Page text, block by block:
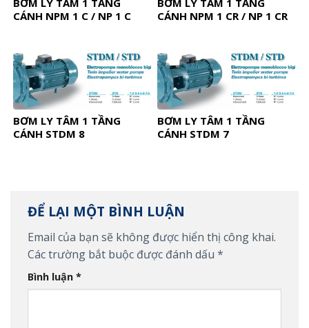
BƠM LY TÂM 1 TẦNG
CÁNH NPM 1 C / NP 1 C
BƠM LY TÂM 1 TẦNG
CÁNH NPM 1 CR / NP 1 CR
BƠM LY TÂM 1 TẦNG
CÁNH STDM 8
BƠM LY TÂM 1 TẦNG
CÁNH STDM 7
ĐỂ LẠI MỘT BÌNH LUẬN
Email của bạn sẽ không được hiển thị công khai.
Các trường bắt buộc được đánh dấu *
Bình luận *